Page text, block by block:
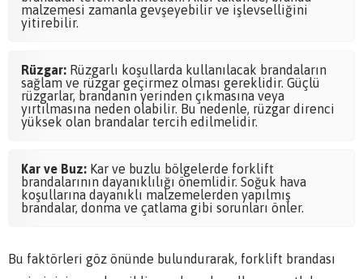
malzemesi zamanla gevşeyebilir ve işlevselliğini
yitirebilir.
Rüzgar: Rüzgarlı koşullarda kullanılacak brandaların
sağlam ve rüzgar geçirmez olması gereklidir. Güçlü
rüzgarlar, brandanın yerinden çıkmasına veya
yırtılmasına neden olabilir. Bu nedenle, rüzgar direnci
yüksek olan brandalar tercih edilmelidir.
Kar ve Buz: Kar ve buzlu bölgelerde forklift
brandalarının dayanıklılığı önemlidir. Soğuk hava
koşullarına dayanıklı malzemelerden yapılmış
brandalar, donma ve çatlama gibi sorunları önler.
Bu faktörleri göz önünde bulundurarak, forklift brandası